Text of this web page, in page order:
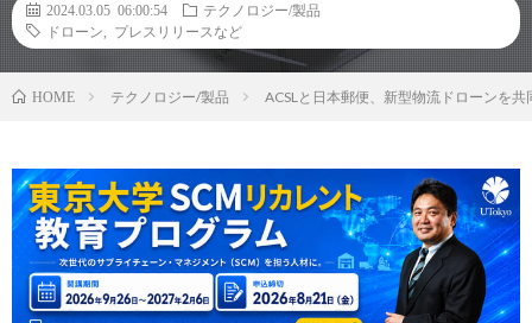
2024.03.05 06:00:54
テクノロジー/製品
ドローン
プレスリリースなど
HOME テクノロジー/製品 ACSLと日本郵便、新型物流ドローンを共